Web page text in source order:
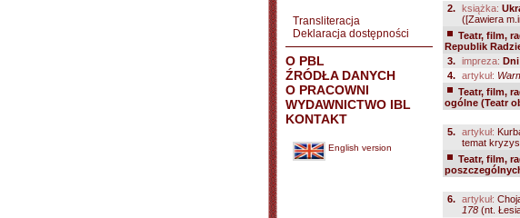
Transliteracja
Deklaracja dostępności
O PBL
ŹRÓDŁA DANYCH
O PRACOWNI
WYDAWNICTWO IBL
KONTAKT
English version
2. książka:
([Zawiera
Teatr, film,
Republik
3. impreza:
4. artykuł:
Teatr, film,
ogólne (Teatr
5. artykuł:
temat
Teatr, film,
6. artykuł:
178 (nt.